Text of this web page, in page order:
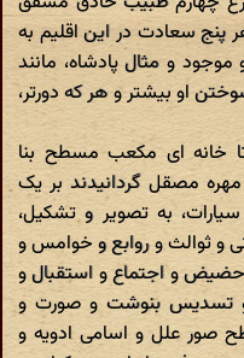
پنج سعادت در این اقلیم به
و مثال پادشاه، مانند
او بیشتر و هر که دورتر،
خانه ای مکعب مسطح بنا
مصقل گردانیدند بر یک
به تصویر و تشکیل،
و ثوالث و روابع و خوامس و
و اجتماع و استقبال و
و تسدیس بنوشت و صورت و
صور علل و اسامی ادویه و